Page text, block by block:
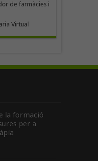
de farmàcies i
Virtual
la formació
per a